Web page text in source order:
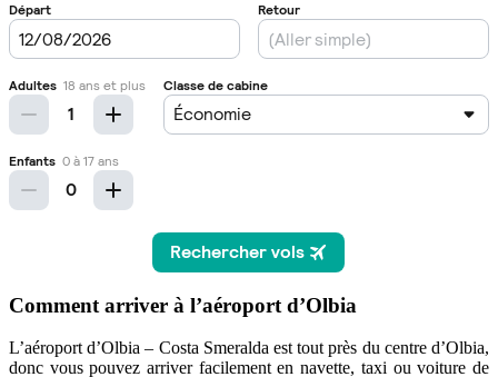
Comment arriver à l’aéroport d’Olbia
L’aéroport d’Olbia – Costa Smeralda est tout près du centre d’Olbia,
donc vous pouvez arriver facilement en navette, taxi ou voiture de